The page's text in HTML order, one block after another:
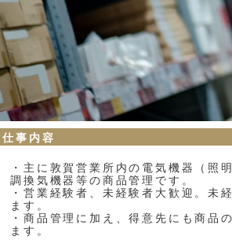
仕事内容
・主に敦賀営業所内の電気機器（照
調換気機器等の商品管理です。
・営業経験者、未経験者大歓迎。未
ます。
・商品管理に加え、得意先にも商品
ます。